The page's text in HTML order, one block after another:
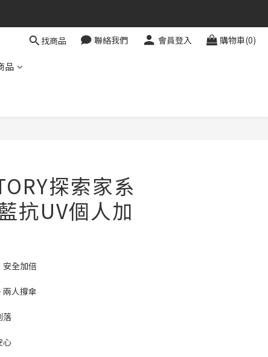
找商品 聯絡我們 會員登入 購物車(0)
品
探索家系
抗UV個人加
全加倍
人撐傘
落
心